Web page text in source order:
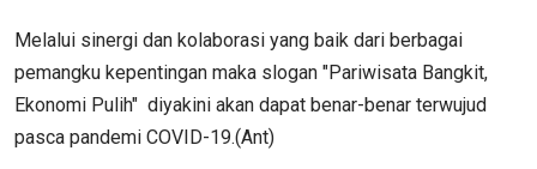
Melalui sinergi dan kolaborasi yang baik dari berbagai
pemangku kepentingan maka slogan "Pariwisata Bangkit,
Ekonomi Pulih" diyakini akan dapat benar-benar terwujud
pasca pandemi COVID-19.(Ant)